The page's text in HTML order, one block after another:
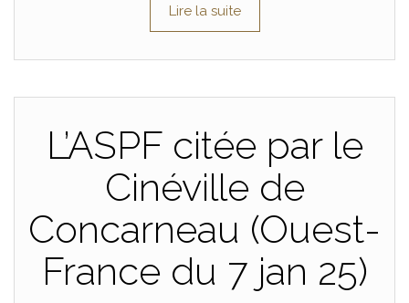
Lire la suite
L’ASPF citée par le
Cinéville de
Concarneau (Ouest-
France du 7 jan 25)